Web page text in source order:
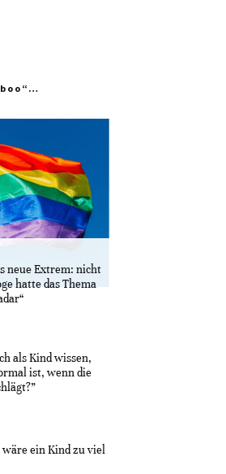
neue Extrem: nicht
hatte das Thema
als Kind wissen,
ist, wenn die
ein Kind zu viel